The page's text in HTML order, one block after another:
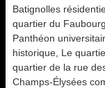
Batignolles
quartier du
Panthéon
historique, Le
quartier de la rue
Champs-Élysées